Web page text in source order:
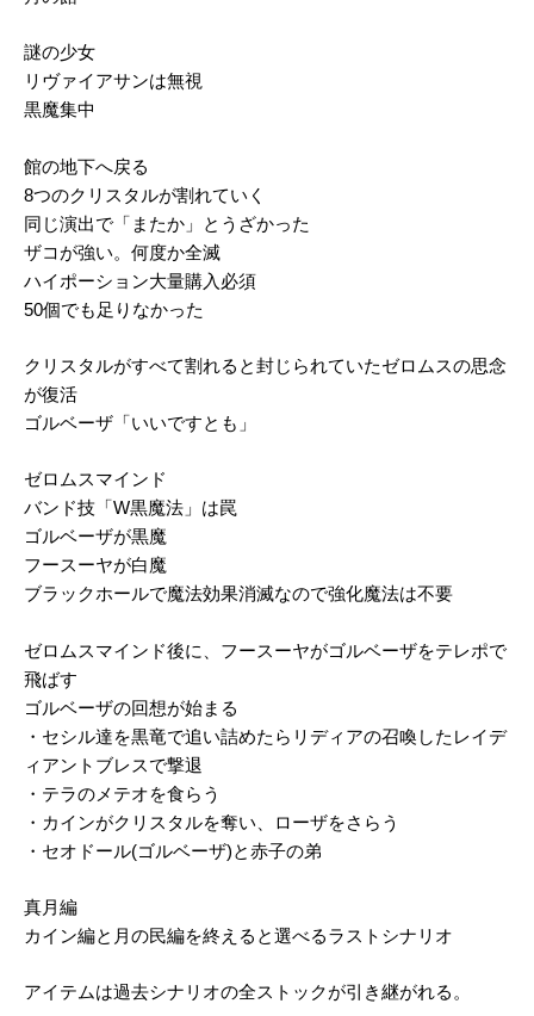
謎の少女
リヴァイアサンは無視
黒魔集中
館の地下へ戻る
8つのクリスタルが割れていく
同じ演出で「またか」とうざかった
ザコが強い。何度か全滅
ハイポーション大量購入必須
50個でも足りなかった
クリスタルがすべて割れると封じられていたゼロムスの思念
が復活
ゴルベーザ「いいですとも」
ゼロムスマインド
バンド技「W黒魔法」は罠
ゴルベーザが黒魔
フースーヤが白魔
ブラックホールで魔法効果消滅なので強化魔法は不要
ゼロムスマインド後に、フースーヤがゴルベーザをテレポで
飛ばす
ゴルベーザの回想が始まる
・セシル達を黒竜で追い詰めたらリディアの召喚したレイデ
ィアントブレスで撃退
・テラのメテオを食らう
・カインがクリスタルを奪い、ローザをさらう
・セオドール(ゴルベーザ)と赤子の弟
真月編
カイン編と月の民編を終えると選べるラストシナリオ
アイテムは過去シナリオの全ストックが引き継がれる。